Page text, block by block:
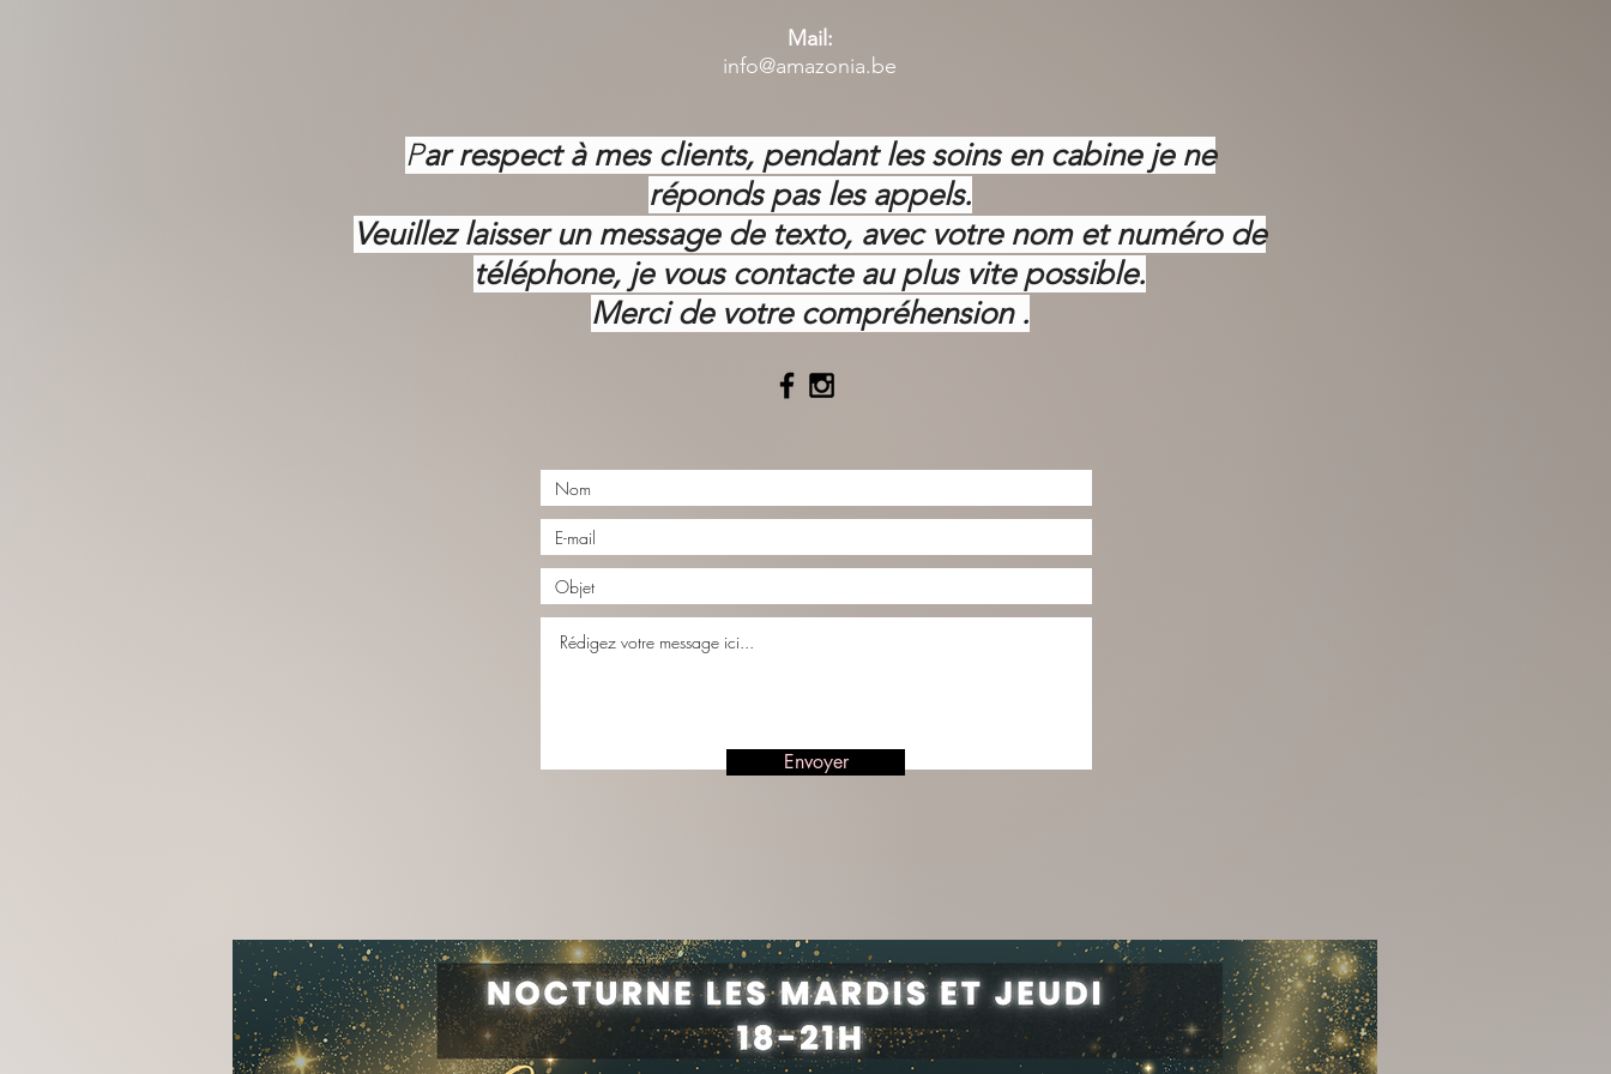
Mail:
info@amazonia.be
Par respect à mes clients, pendant les soins en cabine je ne
réponds pas les appels.
Veuillez laisser un message de texto, avec votre nom et numéro de
téléphone, je vous contacte au plus vite possible.
Merci de votre compréhension .
Envoyer